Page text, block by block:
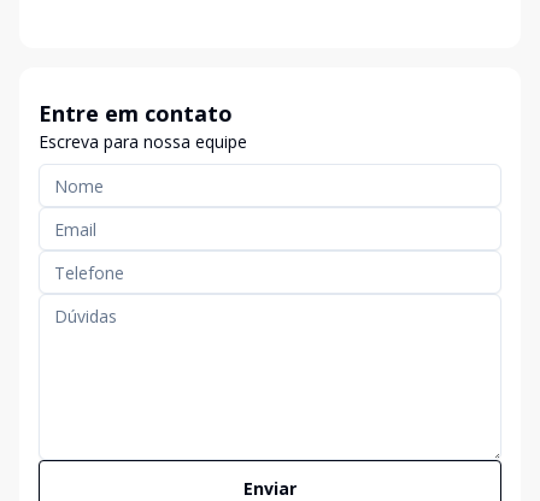
Entre em contato
Escreva para nossa equipe
Enviar